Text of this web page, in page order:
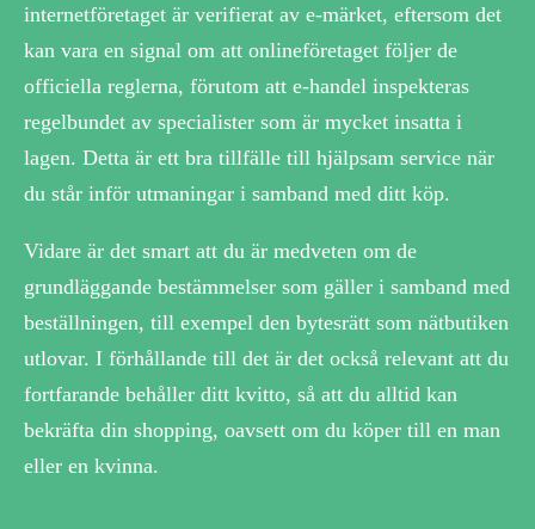
internetföretaget är verifierat av e-märket, eftersom det
kan vara en signal om att onlineföretaget följer de
officiella reglerna, förutom att e-handel inspekteras
regelbundet av specialister som är mycket insatta i
lagen. Detta är ett bra tillfälle till hjälpsam service när
du står inför utmaningar i samband med ditt köp.
Vidare är det smart att du är medveten om de
grundläggande bestämmelser som gäller i samband med
beställningen, till exempel den bytesrätt som nätbutiken
utlovar. I förhållande till det är det också relevant att du
fortfarande behåller ditt kvitto, så att du alltid kan
bekräfta din shopping, oavsett om du köper till en man
eller en kvinna.